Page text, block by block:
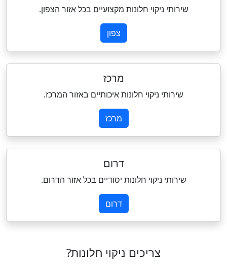
שירותי ניקוי חלונות מקצועיים בכל אזור הצפון.
צפון
מרכז
שירותי ניקוי חלונות איכותיים באזור המרכז.
מרכז
דרום
שירותי ניקוי חלונות יסודיים בכל אזור הדרום.
דרום
צריכים ניקוי חלונות?